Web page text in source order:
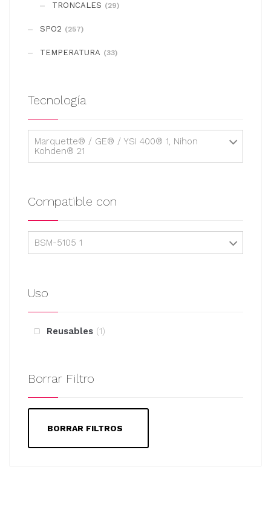
página
de
TRONCALES (29)
SPO2 (257)
TEMPERATURA (33)
Tecnología
Marquette® / GE® / YSI 400® 1, Nihon
Kohden® 21
Compatible con
BSM-5105 1
Uso
Reusables 1
Borrar Filtro
BORRAR FILTROS